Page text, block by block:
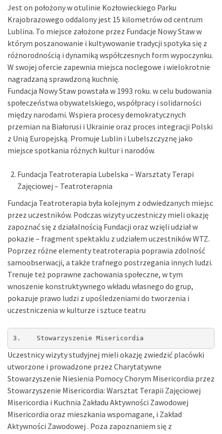
Jest on położony w otulinie Kozłowieckiego Parku
Krajobrazowego oddalony jest 15 kilometrów od centrum
Lublina. To miejsce założone przez Fundacje Nowy Staw w
którym poszanowanie i kultywowanie tradycji spotyka się z
różnorodnością i dynamiką współczesnych form wypoczynku.
W swojej ofercie zapewnia miejsca noclegowe i wielokrotnie
nagradzaną sprawdzoną kuchnię.
Fundacja Nowy Staw powstała w 1993 roku. w celu budowania
społeczeństwa obywatelskiego, współpracy i solidarności
między narodami. Wspiera procesy demokratycznych
przemian na Białorusi i Ukrainie oraz proces integracji Polski
z Unią Europejską. Promuje Lublin i Lubelszczyznę jako
miejsce spotkania różnych kultur i narodów.
Fundacja Teatroterapia Lubelska – Warsztaty Terapi
Zajęciowej – Teatroterapnia
Fundacja Teatroterapia była kolejnym z odwiedzanych miejsc
przez uczestników. Podczas wizyty uczestniczy mieli okazję
zapoznać się z działalnością Fundacji oraz wzięli udział w
pokazie – fragment spektaklu z udziałem uczestników WTZ.
Poprzez różne elementy teatroterapia poprawia zdolność
samoobserwacji, a także trafnego postrzegania innych ludzi.
Trenuje też poprawne zachowania społeczne, w tym
wnoszenie konstruktywnego wkładu własnego do grup,
pokazuje prawo ludzi z upośledzeniami do tworzenia i
uczestniczenia w kulturze i sztuce teatru
3.    Stowarzyszenie Misericordia
Uczestnicy wizyty studyjnej mieli okazję zwiedzić placówki
utworzone i prowadzone przez Charytatywne
Stowarzyszenie Niesienia Pomocy Chorym Misericordia przez
Stowarzyszenie Misericordia: Warsztat Terapii Zajęciowej
Misericordia i Kuchnia Zakładu Aktywności Zawodowej
Misericordia oraz mieszkania wspomagane, i Zakład
Aktywności Zawodowej . Poza zapoznaniem się z